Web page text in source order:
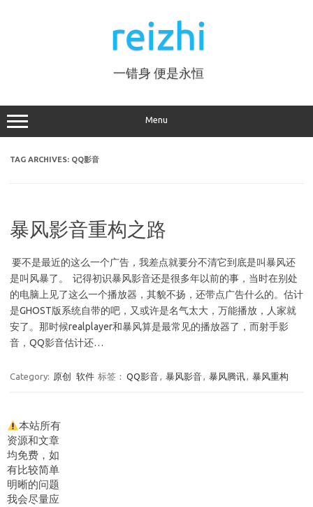
reizhi
一错身 便是永恒
Menu
TAG ARCHIVES: QQ影音
暴风影音重构之路
要不是最近的这么一个广告，我差点就要分不清它到底是叫暴风还
是叫风暴了。 记得初识暴风影音还是很多年以前的事，当时在别处
的电脑上见了这么一个播放器，其貌不扬，还带点广告什么的。估计
是GHOST版系统自带的吧，又或许是名气太大，万能播放，人家就
安了。那时候realplayer和暴风算是最常见的播放器了，而射手影
音，QQ影音估计还…
Category: 原创 软件 标签： QQ影音, 暴风影音, 暴风腾讯, 暴风重构
本站所有
资源和文章
均免费，如
有比较简单
明晰的问题
我会尽量应